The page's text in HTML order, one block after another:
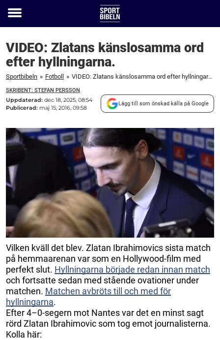
Toggle
VIDEO: Zlatans känslosamma ord
efter hyllningarna.
Sportbibeln » Fotboll » VIDEO: Zlatans känslosamma ord efter hyllningarna.
SKRIBENT: STEFAN PERSSON
Uppdaterad: dec 18, 2025, 08:54
Publicerad: maj 15, 2016, 09:58
Lägg till som önskad källa på Google
Vilken kväll det blev. Zlatan Ibrahimovics sista match
på hemmaarenan var som en Hollywood-film med
perfekt slut. Hyllningarna började redan innan match
och fortsatte sedan med stående ovationer under
matchen. Matchen avbröts till och med för
hyllningarna.
Efter 4–0-segern mot Nantes var det en minst sagt
rörd Zlatan Ibrahimovic som tog emot journalisterna.
Kolla här: